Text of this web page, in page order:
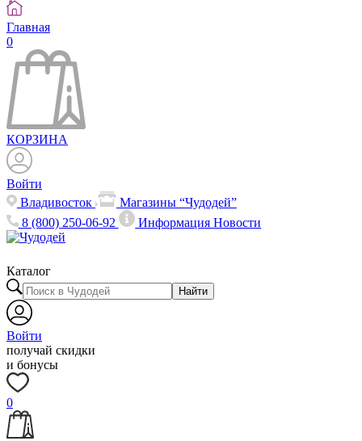
Главная
0
КОРЗИНА
Войти
Владивосток
Магазины “Чудодей”
8 (800) 250-06-92
ИнформацияНовости
Каталог
Найти
Войти
получай скидки
и бонусы
0